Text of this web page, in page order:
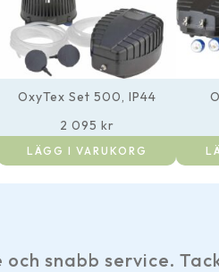
OxyTex Set 500, IP44
2 095 kr
LÄGG I VARUKORG
hemsidan,